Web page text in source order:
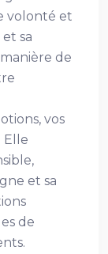
volonté et
sa
de
vos
Elle
et sa
de